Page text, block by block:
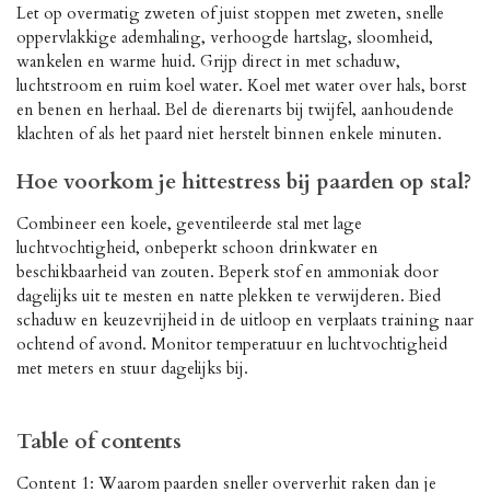
Let op overmatig zweten of juist stoppen met zweten, snelle
oppervlakkige ademhaling, verhoogde hartslag, sloomheid,
wankelen en warme huid. Grijp direct in met schaduw,
luchtstroom en ruim koel water. Koel met water over hals, borst
en benen en herhaal. Bel de dierenarts bij twijfel, aanhoudende
klachten of als het paard niet herstelt binnen enkele minuten.
Hoe voorkom je hittestress bij paarden op stal?
Combineer een koele, geventileerde stal met lage
luchtvochtigheid, onbeperkt schoon drinkwater en
beschikbaarheid van zouten. Beperk stof en ammoniak door
dagelijks uit te mesten en natte plekken te verwijderen. Bied
schaduw en keuzevrijheid in de uitloop en verplaats training naar
ochtend of avond. Monitor temperatuur en luchtvochtigheid
met meters en stuur dagelijks bij.
Table of contents
Content 1: Waarom paarden sneller oververhit raken dan je